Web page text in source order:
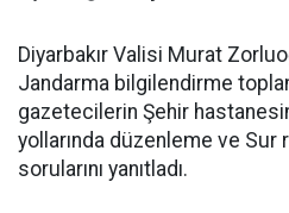
Diyarbakır Valisi Murat
Jandarma bilgilendirme
gazetecilerin Şehir
yollarında düzenleme ve Sur
sorularını yanıtladı.